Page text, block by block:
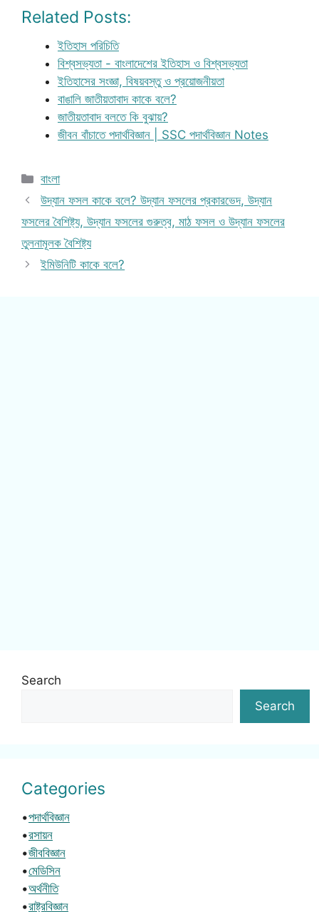
Related Posts:
ইতিহাস পরিচিতি
বিশ্বসভ্যতা - বাংলাদেশের ইতিহাস ও বিশ্বসভ্যতা
ইতিহাসের সংজ্ঞা, বিষয়বস্তু ও প্রয়োজনীয়তা
বাঙালি জাতীয়তাবাদ কাকে বলে?
জাতীয়তাবাদ বলতে কি বুঝায়?
জীবন বাঁচাতে পদার্থবিজ্ঞান | SSC পদার্থবিজ্ঞান Notes
Categories
বাংলা
উদ্যান ফসল কাকে বলে? উদ্যান ফসলের প্রকারভেদ, উদ্যান
ফসলের বৈশিষ্ট্য, উদ্যান ফসলের গুরুত্ব, মাঠ ফসল ও উদ্যান ফসলের
তুলনামূলক বৈশিষ্ট্য
ইমিউনিটি কাকে বলে?
Search
Search
Categories
•পদার্থবিজ্ঞান
•রসায়ন
•জীববিজ্ঞান
•মেডিসিন
•অর্থনীতি
•রাষ্ট্রবিজ্ঞান